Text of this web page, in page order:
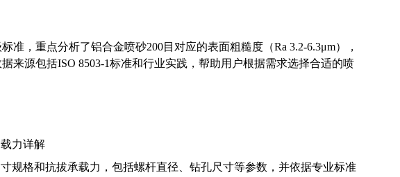
准，重点分析了铝合金喷砂200目对应的表面粗糙度（Ra 3.2-6.3μm），
来源包括ISO 8503-1标准和行业实践，帮助用户根据需求选择合适的喷
力详解
规格和抗拔承载力，包括螺杆直径、钻孔尺寸等参数，并依据专业标准